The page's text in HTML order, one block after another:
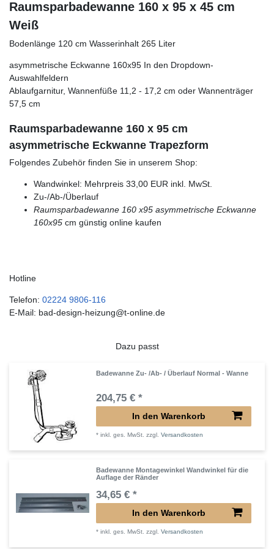
Raumsparbadewanne 160 x 95 x 45 cm
Weiß
Bodenlänge 120 cm Wasserinhalt 265 Liter
asymmetrische Eckwanne 160x95 In den Dropdown-
Auswahlfeldern
Ablaufgarnitur, Wannenfüße 11,2 - 17,2 cm oder Wannenträger
57,5 cm
Raumsparbadewanne 160 x 95 cm
asymmetrische Eckwanne Trapezform
Folgendes Zubehör finden Sie in unserem Shop:
Wandwinkel: Mehrpreis 33,00 EUR inkl. MwSt.
Zu-/Ab-/Überlauf
Raumsparbadewanne 160 x95 asymmetrische Eckwanne
160x95 cm günstig online kaufen
Hotline
Telefon: 02224 9806-116
E-Mail: bad-design-heizung@t-online.de
Dazu passt
Badewanne Zu- /Ab- / Überlauf Normal - Wanne
204,75 € *
In den Warenkorb
*inkl. ges. MwSt. zzgl.Versandkosten
Badewanne Montagewinkel Wandwinkel für die
Auflage der Ränder
34,65 € *
In den Warenkorb
*inkl. ges. MwSt. zzgl.Versandkosten